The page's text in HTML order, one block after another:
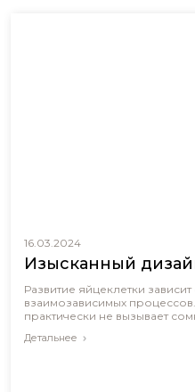
16.03.2024
Изысканный
Развитие яйцеклетки
взаимозависимых
практически не вызывает
Детальнее